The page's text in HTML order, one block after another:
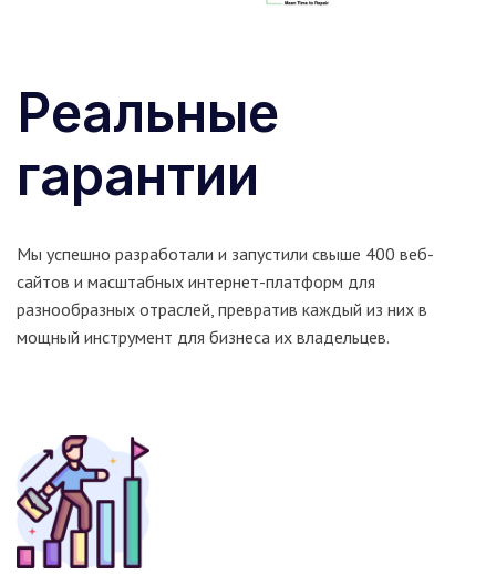
Реальные
гарантии
Мы успешно разработали и запустили свыше 400 веб-
сайтов и масштабных интернет-платформ для
разнообразных отраслей, превратив каждый из них в
мощный инструмент для бизнеса их владельцев.